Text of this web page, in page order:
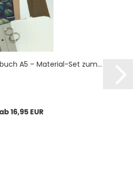
A5 – Material-​​Set zum...
ab 16,95 EUR